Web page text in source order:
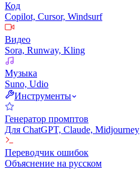
Код
Copilot, Cursor, Windsurf
Видео
Sora, Runway, Kling
Музыка
Suno, Udio
Инструменты
Генератор промптов
Для ChatGPT, Claude, Midjourney
Переводчик ошибок
Объяснение на русском